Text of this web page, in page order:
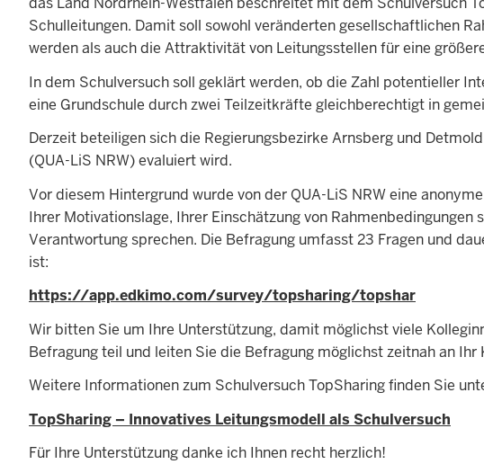
Schulleitungen. Damit soll sowohl veränderten gesellschaftlichen
werden als auch die Attraktivität von Leitungsstellen für eine
In dem Schulversuch soll geklärt werden, ob die Zahl potentieller
eine Grundschule durch zwei Teilzeitkräfte gleichberechtigt in
Derzeit beteiligen sich die Regierungsbezirke Arnsberg und
(QUA-LiS NRW) evaluiert wird.
Vor diesem Hintergrund wurde von der QUA-LiS NRW eine
Ihrer Motivationslage, Ihrer Einschätzung von
Verantwortung sprechen. Die Befragung umfasst 23 Fragen und
ist:
https://app.edkimo.com/survey/topsharing/topshar
Wir bitten Sie um Ihre Unterstützung, damit möglichst viele
Befragung teil und leiten Sie die Befragung möglichst zeitnah an Ihr
Weitere Informationen zum Schulversuch TopSharing finden Sie
TopSharing – Innovatives Leitungsmodell als Schulversuch
Für Ihre Unterstützung danke ich Ihnen recht herzlich!